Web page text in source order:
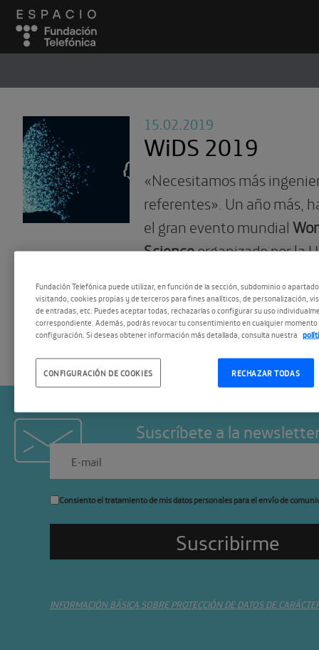
15.02.2019
WiDS 2019
«Necesitamos más
referentes». Un año más,
el gran evento mundial
Scienceorganizado por la
embajadora española.
Suscríbete a la
Consiento el tratamiento de mis datos personales para el envío de
INFORMACIÓN BÁSICA SOBRE PROTECCIÓN DE DATOS DE
Fundación Telefónica puede utilizar, en función de la sección, subdominio o
visitando, cookies propias y de terceros para fines analíticos, de personalización,
de entradas, etc. Puedes aceptar todas, rechazarlas o configurar su uso
correspondiente. Además, podrás revocar tu consentimiento en cualquier momento
configuración. Si deseas obtener información más detallada, consulta nuestra
RECHAZAR TODAS
CONFIGURACIÓN DE COOKIES